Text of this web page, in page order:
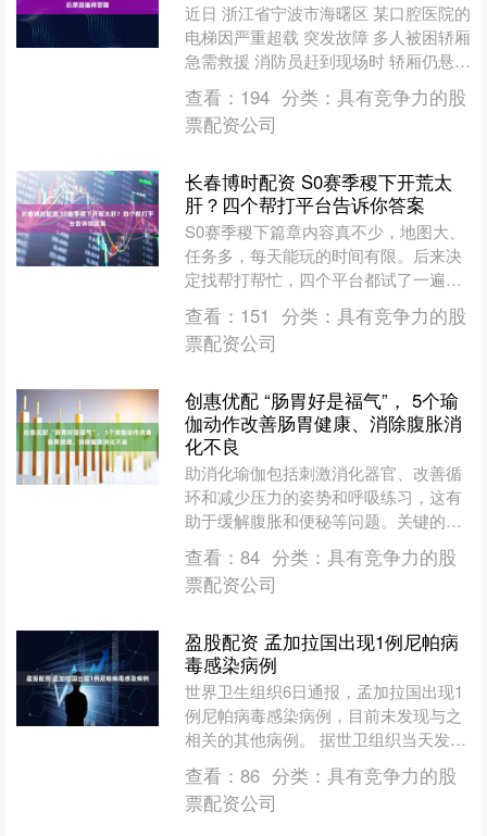
近日 浙江省宁波市海曙区 某口腔医院的
电梯因严重超载 突发故障 多人被困轿厢
急需救援 消防员赶到现场时 轿厢仍悬停
在2楼 消防员随即与电梯维保人员 合力
将电梯....
查看： 194 分类： 具有竞争力的股
票配资公司
长春博时配资 S0赛季稷下开荒太
肝？四个帮打平台告诉你答案
S0赛季稷下篇章内容真不少，地图大、
任务多，每天能玩的时间有限。后来决
定找帮打帮忙，四个平台都试了一遍，
下面说说真实感受。 氪金兽 第一家试的
是氪金兽。氪金兽本....
查看： 151 分类： 具有竞争力的股
票配资公司
创惠优配 “肠胃好是福气”， 5个瑜
伽动作改善肠胃健康、消除腹胀消
化不良
助消化瑜伽包括刺激消化器官、改善循
环和减少压力的姿势和呼吸练习，这有
助于缓解腹胀和便秘等问题。关键的体
式包括扭转(像坐式脊柱扭转或仰卧式脊
柱扭转)来按摩肠道，轻....
查看： 84 分类： 具有竞争力的股
票配资公司
盈股配资 孟加拉国出现1例尼帕病
毒感染病例
世界卫生组织6日通报，孟加拉国出现1
例尼帕病毒感染病例，目前未发现与之
相关的其他病例。 据世卫组织当天发布
的新闻公报介绍，感染者是一名生活在
孟加拉国拉杰沙希地区....
查看： 86 分类： 具有竞争力的股
票配资公司